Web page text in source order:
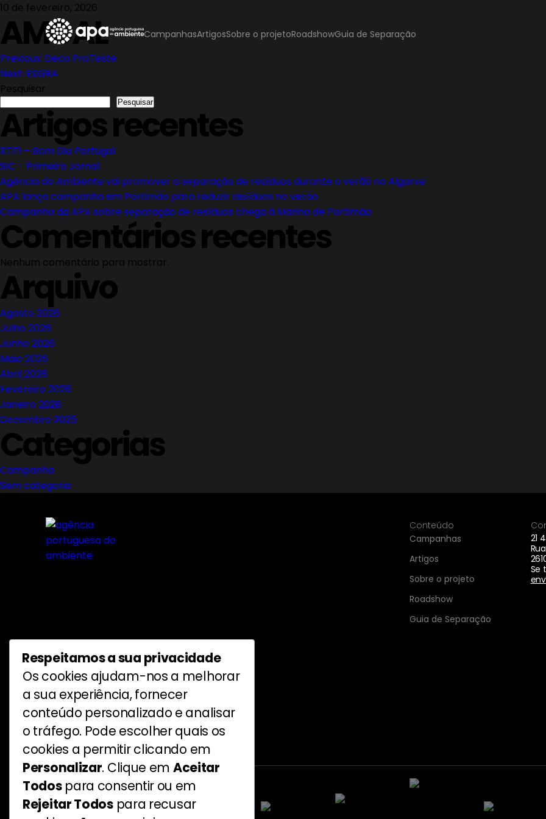
Skip
to
content
CampanhasArtigosSobre o projetoRoadshowGuia de Separação
10 de fevereiro, 2026
AMCAL
Navegação
de
artigos
Previous: Deco ProTeste
Next: ESGRA
Pesquisar
Pesquisar
Artigos recentes
RTP1 – Bom Dia Portugal
SIC – Primeiro Jornal
Agência do Ambiente vai promover a separação de resíduos durante o verão no Algarve
APA lança campanha em Portimão para reduzir resíduos no verão
Campanha da APA sobre separação de resíduos chega à Marina de Portimão
Comentários recentes
Nenhum comentário para mostrar.
Arquivo
Agosto 2026
Julho 2026
Junho 2026
Maio 2026
Abril 2026
Fevereiro 2026
Janeiro 2026
Dezembro 2025
Categorias
Campanha
Sem categoria
Conteúdo
Campanhas
Artigos
Sobre o projeto
Roadshow
Guia de Separação
21
Se
Siga-nos
Proteção de dados pessoais
Respeitamos a sua privacidade
Os cookies ajudam-nos a melhorar
a sua experiência, fornecer
conteúdo personalizado e analisar
o tráfego. Pode escolher quais os
cookies a permitir clicando em
Personalizar. Clique em Aceitar
Todospara consentir ou em
Rejeitar Todospara recusar